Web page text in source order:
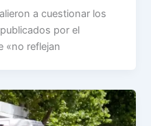
a cuestionar los
por el
«no reflejan